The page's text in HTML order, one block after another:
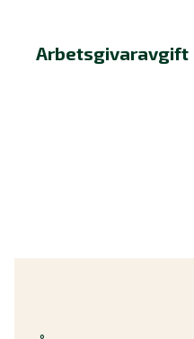
Arbetsgivaravgift